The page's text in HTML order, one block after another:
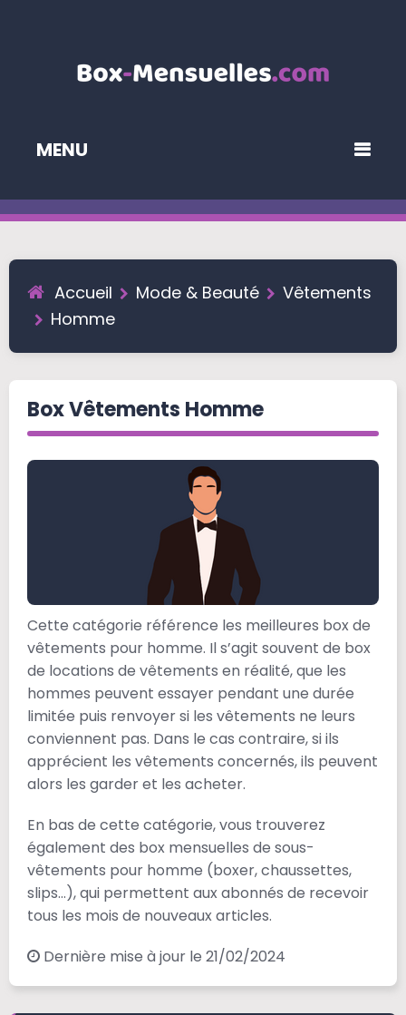
MENU
Accueil Mode & Beauté
Vêtements
Homme
Box Vêtements Homme
Cette catégorie référence les meilleures box de
vêtements pour homme. Il s’agit souvent de box
de locations de vêtements en réalité, que les
hommes peuvent essayer pendant une durée
limitée puis renvoyer si les vêtements ne leurs
conviennent pas. Dans le cas contraire, si ils
apprécient les vêtements concernés, ils peuvent
alors les garder et les acheter.
En bas de cette catégorie, vous trouverez
également des box mensuelles de sous-
vêtements pour homme (boxer, chaussettes,
slips…), qui permettent aux abonnés de recevoir
tous les mois de nouveaux articles.
Dernière mise à jour le 21/02/2024